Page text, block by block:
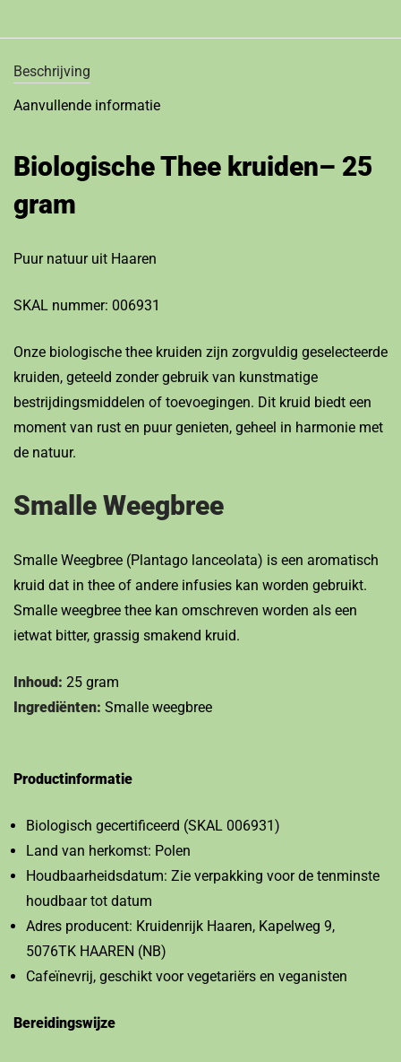
Beschrijving
Aanvullende informatie
Biologische Thee kruiden– 25
gram
Puur natuur uit Haaren
SKAL nummer: 006931
Onze biologische thee kruiden zijn zorgvuldig geselecteerde
kruiden, geteeld zonder gebruik van kunstmatige
bestrijdingsmiddelen of toevoegingen. Dit kruid biedt een
moment van rust en puur genieten, geheel in harmonie met
de natuur.
Smalle Weegbree
Smalle Weegbree (Plantago lanceolata) is een aromatisch
kruid dat in thee of andere infusies kan worden gebruikt.
Smalle weegbree thee kan omschreven worden als een
ietwat bitter, grassig smakend kruid.
Inhoud: 25 gram
Ingrediënten: Smalle weegbree
Productinformatie
Biologisch gecertificeerd (SKAL 006931)
Land van herkomst: Polen
Houdbaarheidsdatum: Zie verpakking voor de tenminste
houdbaar tot datum
Adres producent: Kruidenrijk Haaren, Kapelweg 9,
5076TK HAAREN (NB)
Cafeïnevrij, geschikt voor vegetariërs en veganisten
Bereidingswijze